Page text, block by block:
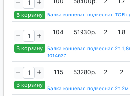
В корзину Балка концевая подвесная TOR
В корзину
104 51930р. 2 1.8
Балка концевая подвесная 2т
1014627
В корзину
115 53280р. 2 2
Балка концевая подвесная 2т